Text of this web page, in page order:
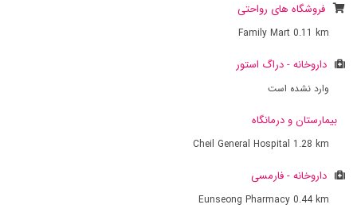
فروشگاه های رواحتی
Family Mart 0.11 km
داروخانه - دراگ استور
وارد نشده است
بیمارستان و درمانگاه
Cheil General Hospital 1.28 km
داروخانه - فارمسی
Eunseong Pharmacy 0.44 km